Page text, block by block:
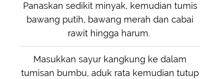
Panaskan sedikit minyak, kemudian tumis
bawang putih, bawang merah dan cabai
rawit hingga harum.
Masukkan sayur kangkung ke dalam
tumisan bumbu, aduk rata kemudian tutup